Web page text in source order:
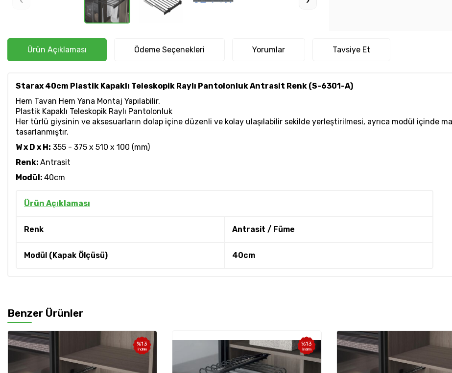
Ürün Açıklaması Ödeme Seçenekleri Yorumlar Tavsiye Et
Starax 40cm Plastik Kapaklı Teleskopik Raylı Pantolonluk Antrasit Renk (S-6301-A)
Hem Tavan Hem Yana Montaj Yapılabilir.
Plastik Kapaklı Teleskopik Raylı Pantolonluk
Her türlü giysinin ve aksesuarların dolap içine düzenli ve kolay ulaşılabilir sekilde yerleştirilmesi, ayrıca modül içinde
tasarlanmıştır.
W x D x H: 355 - 375 x 510 x 100 (mm)
Renk: Antrasit
Modül: 40cm
Ürün Açıklaması
Renk Antrasit / Füme
Modül (Kapak Ölçüsü) 40cm
Benzer Ürünler
%13
İndirim
%13
İndirim